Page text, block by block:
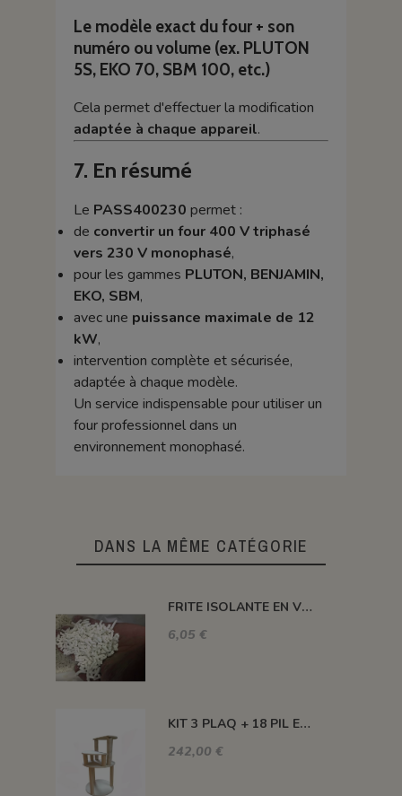
Le modèle exact du four + son
numéro ou volume (ex. PLUTON
5S, EKO 70, SBM 100, etc.)
Cela permet d'effectuer la modification
adaptée à chaque appareil.
7. En résumé
Le PASS400230 permet :
de convertir un four 400 V triphasé
vers 230 V monophasé,
pour les gammes PLUTON, BENJAMIN,
EKO, SBM,
avec une puissance maximale de 12
kW,
intervention complète et sécurisée,
adaptée à chaque modèle.
Un service indispensable pour utiliser un
four professionnel dans un
environnement monophasé.
DANS LA MÊME CATÉGORIE
FRITE ISOLANTE EN VRAC
6,05 €
KIT 3 PLAQ + 18 PIL ENCAS +3 PIL H100 MM +3 PIL H300 MM - KEOS 160L
242,00 €